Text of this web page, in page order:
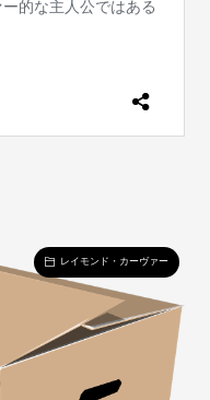
レイモンド・カーヴァー